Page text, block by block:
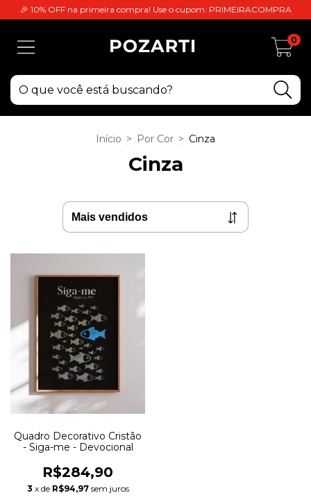
🎉 10% OFF na primeira compra! Use o cupom: PRIMEIRACOMPRA
0
Início > Por Cor > Cinza
Cinza
Quadro Decorativo Cristão
- Siga-me - Devocional
R$284,90
3 x de R$94,97 sem juros